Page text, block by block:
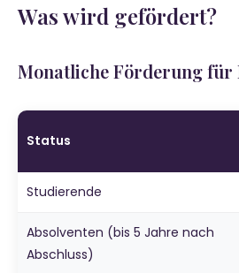
Was wird gefördert?
Monatliche Förderung für
Status
Studierende
Absolventen (bis 5 Jahre nach
Abschluss)